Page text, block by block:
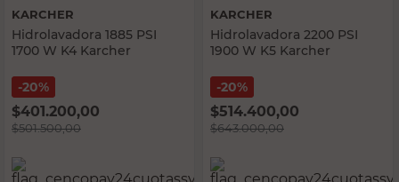
KARCHER
Hidrolavadora 1885 PSI
1700 W K4 Karcher
20%
$401.200,00
$501.500,00
KARCHER
Hidrolavadora 2200 PSI
1900 W K5 Karcher
20%
$514.400,00
$643.000,00